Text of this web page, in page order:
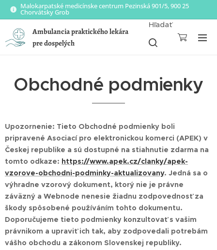
Malokarpatské medicínske centrum Pezinská 901/5, 900 25
Chorvátsky Grob
Ambulancia praktického lekára
pre dospelých
Hľadať
Obchodné podmienky
Upozornenie: Tieto Obchodné podmienky boli
pripravené Asociací pro elektronickou komerci (APEK) v
Českej republike a sú dostupné na stiahnutie zdarma na
tomto odkaze: https://www.apek.cz/clanky/apek-
vzorove-obchodni-podminky-aktualizovany. Jedná sa o
výhradne vzorový dokument, ktorý nie je právne
záväzný a Webnode nenesie žiadnu zodpovednosť za
škody spôsobené používáním tohto dokumentu.
Doporučujeme tieto podmienky konzultovať s vašim
právnikom a upraviť ich tak, aby zodpovedali potrebám
vášho obchodu a zákonom Slovenskej republiky.